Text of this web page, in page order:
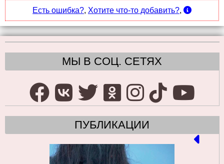
Есть ошибка?, Хотите что-то добавить?,
МЫ В СОЦ. СЕТЯХ
ПУБЛИКАЦИИ